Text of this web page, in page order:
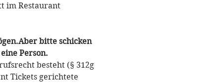
im Restaurant
bitte schicken
Person.
besteht (§ 312g
Tickets gerichtete